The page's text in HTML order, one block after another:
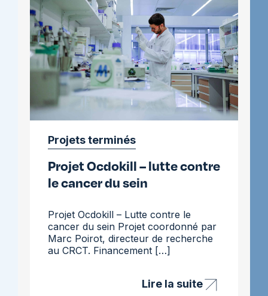
cancer
du
colon
Projets terminés
Projet Ocdokill – lutte contre
le cancer du sein
Projet Ocdokill – Lutte contre le
cancer du sein Projet coordonné par
Marc Poirot, directeur de recherche
au CRCT. Financement […]
Lire la suite
Projet